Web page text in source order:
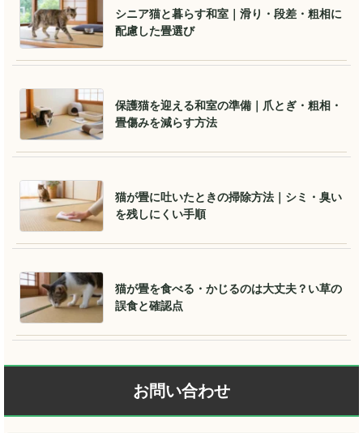
シニア猫と暮らす和室｜滑り・段差・粗相に
配慮した畳選び
保護猫を迎える和室の準備｜爪とぎ・粗相・
畳傷みを減らす方法
猫が畳に吐いたときの掃除方法｜シミ・臭い
を残しにくい手順
猫が畳を食べる・かじるのは大丈夫？い草の
誤食と確認点
お問い合わせ